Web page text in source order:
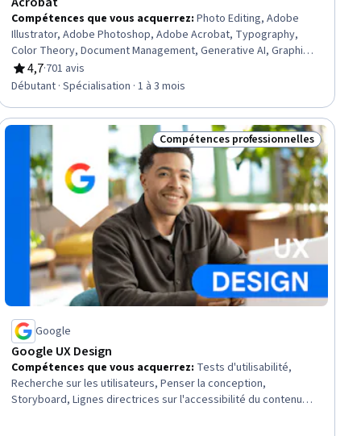
Compétences que vous acquerrez:Photo Editing, Adobe
Illustrator, Adobe Photoshop, Adobe Acrobat, Typography,
Color Theory, Document Management, Generative AI, Graphic
Design, AI powered creativity, Graphic and Visual Design,
Graphic and Visual Design Software, Document Control,
Workflow Management, Creative Design, Branding
4,7
évaluation, 4,7 sur 5 étoiles
·701 avis
Débutant · Spécialisation · 1 à 3 mois
Statut : Compétences
Compétences professionnelles
Google
Google UX Design
Compétences que vous acquerrez: Tests d'utilisabilité,
Recherche sur les utilisateurs, Penser la conception,
Storyboard, Lignes directrices sur l'accessibilité du contenu